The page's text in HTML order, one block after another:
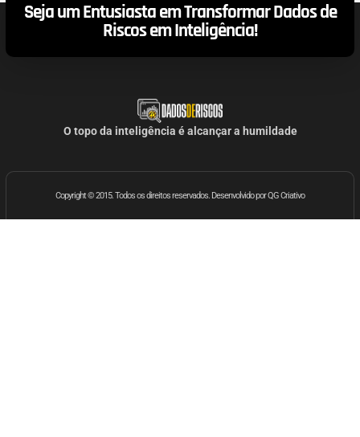
Seja um Entusiasta em Transformar Dados de
Riscos em Inteligência!
O topo da inteligência é alcançar a humildade
Copyright © 2015. Todos os direitos reservados. Desenvolvido por QG Criativo